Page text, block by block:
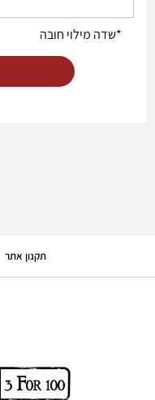
*שדה מילוי חובה
תקנון אתר